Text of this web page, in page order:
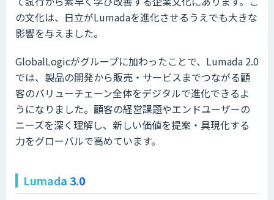
の文化は、日立がLumadaを進化させるうえでも大きな
影響を与えました。
GlobalLogicがグループに加わったことで、Lumada 2.0
では、製品の開発から販売・サービスまでつながる顧
客のバリューチェーン全体をデジタルで進化できるよ
うになりました。顧客の経営課題やエンドユーザーの
ニーズを深く理解し、新しい価値を提案・具現化する
力をグローバルで高めています。
Lumada 3.0